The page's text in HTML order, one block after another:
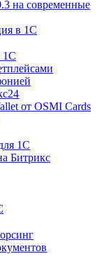
на современные
в 1С
1С
от OSMI Cards
1С
Битрикс